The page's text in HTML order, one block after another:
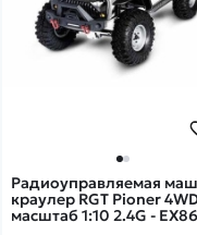
Радиоуправляемая
краулер RGT Pioner
масштаб 1:10 2.4G -